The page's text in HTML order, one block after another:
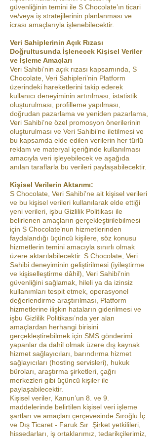
güvenliğinin temini ile S Chocolate’ın ticari
ve/veya iş stratejilerinin planlanması ve
icrası amaçlarıyla işlenebilecektir.
Veri Sahiplerinin Açık Rızası
Doğrultusunda İşlenecek Kişisel Veriler
ve İşleme Amaçları
Veri Sahibi’nin açık rızası kapsamında, S
Chocolate, Veri Sahipleri’nin Platform
üzerindeki hareketlerini takip ederek
kullanıcı deneyiminin artırılması, istatistik
oluşturulması, profilleme yapılması,
doğrudan pazarlama ve yeniden pazarlama,
Veri Sahibi’ne özel promosyon önerilerinin
oluşturulması ve Veri Sahibi’ne iletilmesi ve
bu kapsamda elde edilen verilerin her türlü
reklam ve materyal içeriğinde kullanılması
amacıyla veri işleyebilecek ve aşağıda
anılan taraflarla bu verileri paylaşabilecektir.
Kişisel Verilerin Aktarımı:
S Chocolate, Veri Sahibi’ne ait kişisel verileri
ve bu kişisel verileri kullanılarak elde ettiği
yeni verileri, işbu Gizlilik Politikası ile
belirlenen amaçların gerçekleştirilebilmesi
için S Chocolate’nun hizmetlerinden
faydalandığı üçüncü kişilere, söz konusu
hizmetlerin temini amacıyla sınırlı olmak
üzere aktarılabilecektir. S Chocolate, Veri
Sahibi deneyiminin geliştirilmesi (iyileştirme
ve kişiselleştirme dâhil), Veri Sahibi’nin
güvenliğini sağlamak, hileli ya da izinsiz
kullanımları tespit etmek, operasyonel
değerlendirme araştırılması, Platform
hizmetlerine ilişkin hataların giderilmesi ve
işbu Gizlilik Politikası’nda yer alan
amaçlardan herhangi birisini
gerçekleştirebilmek için SMS gönderimi
yapanlar da dahil olmak üzere dış kaynak
hizmet sağlayıcıları, barındırma hizmet
sağlayıcıları (hosting servisleri), hukuk
büroları, araştırma şirketleri, çağrı
merkezleri gibi üçüncü kişiler ile
paylaşabilecektir.
Kişisel veriler, Kanun’un 8. ve 9.
maddelerinde belirtilen kişisel veri işleme
şartları ve amaçları çerçevesinde Sıroğlu İç
ve Dış Ticaret - Faruk Sır Şirket yetkilileri,
hissedarları, iş ortaklarımız, tedarikçilerimiz,